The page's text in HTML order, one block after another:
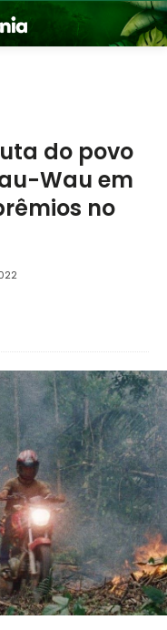
do povo
Wau em
no